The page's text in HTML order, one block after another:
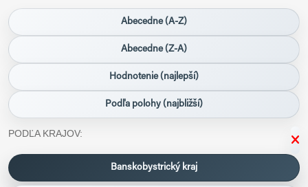
Abecedne (A-Z)
Abecedne (Z-A)
Hodnotenie (najlepší)
Podľa polohy (najbližší)
PODĽA KRAJOV:
Banskobystrický kraj